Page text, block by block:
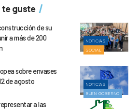
te guste
NOTICIAS
SOCIAL
de su
a más de 200
NOTICIAS
BUEN GOBIERNO
sobre envases
de agosto
a las